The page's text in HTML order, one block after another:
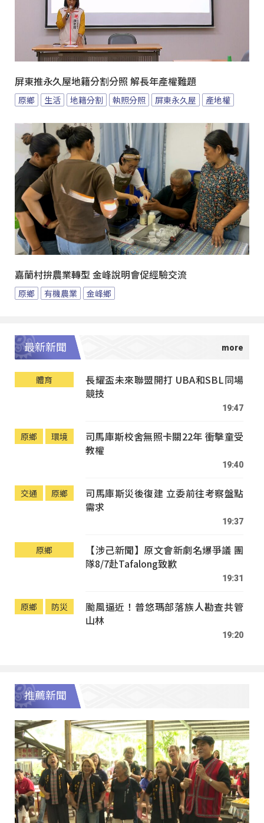
屏東推永久屋地籍分割分照 解長年產權難題
原鄉 生活 地籍分割 執照分照 屏東永久屋 產地權
嘉蘭村拚農業轉型 金峰說明會促經驗交流
原鄉 有機農業 金峰鄉
最新新聞
體育
長耀盃未來聯盟開打 UBA和SBL同場
競技
19:47
原鄉 環境
司馬庫斯校舍無照卡關22年 衝擊童受
教權
19:40
交通 原鄉
司馬庫斯災後復建 立委前往考察盤點
需求
19:37
原鄉
【涉己新聞】原文會新劇名爆爭議 團
隊8/7赴Tafalong致歉
19:31
原鄉 防災
颱風逼近！普悠瑪部落族人勘查共管
山林
19:20
推薦新聞